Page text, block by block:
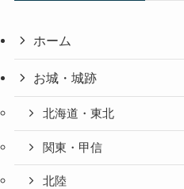
ホーム
お城・城跡
北海道・東北
関東・甲信
北陸